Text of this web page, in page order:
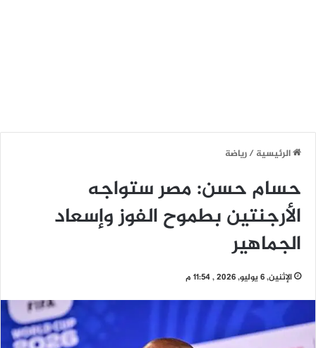
الرئيسية/رياضة
حسام حسن: مصر ستواجه
الأرجنتين بطموح الفوز وإسعاد
الجماهير
الإثنين, 6 يوليو, 2026 , 11:54 م